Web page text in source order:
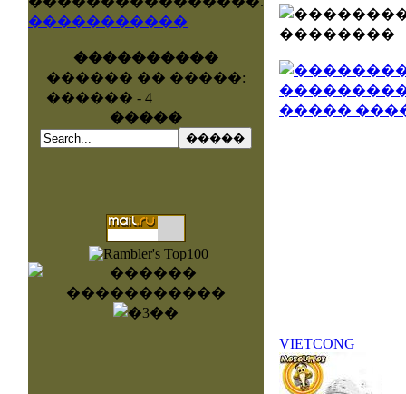
�����������
����������
������ �� �����:
������ - 4
�����
VIETCONG